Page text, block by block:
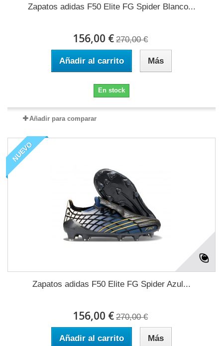
Zapatos adidas F50 Elite FG Spider Blanco...
156,00 € 270,00 €
Añadir al carrito Más
En stock
Añadir para comparar
NUEVO
Zapatos adidas F50 Elite FG Spider Azul...
156,00 € 270,00 €
Añadir al carrito Más